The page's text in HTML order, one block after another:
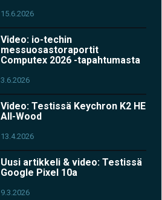
15.6.2026
Video: io-techin
messuosastoraportit
Computex 2026 -tapahtumasta
3.6.2026
Video: Testissä Keychron K2 HE
All-Wood
13.4.2026
Uusi artikkeli & video: Testissä
Google Pixel 10a
9.3.2026